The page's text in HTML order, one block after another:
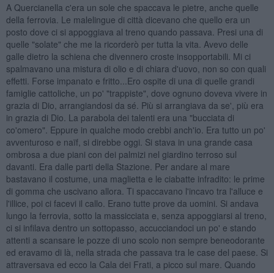
A Quercianella c'era un sole che spaccava le pietre, anche quelle
della ferrovia. Le malelingue di città dicevano che quello era un
posto dove ci si appoggiava al treno quando passava. Presi una di
quelle "solate" che me la ricorderò per tutta la vita. Avevo delle
galle dietro la schiena che divennero croste insopportabili. Mi ci
spalmavano una mistura di olio e di chiara d'uovo, non so con quali
effetti. Forse impanato e fritto...Ero ospite di una di quelle grandi
famiglie cattoliche, un po' "trappiste", dove ognuno doveva vivere in
grazia di Dio, arrangiandosi da sé. Più si arrangiava da se', più era
in grazia di Dio. La parabola dei talenti era una "bucciata di
co'omero". Eppure in qualche modo crebbi anch'io. Era tutto un po'
avventuroso e naïf, si direbbe oggi. Si stava in una grande casa
ombrosa a due piani con dei palmizi nel giardino terroso sul
davanti. Era dalle parti della Stazione. Per andare al mare
bastavano il costume, una maglietta e le ciabatte infradito: le prime
di gomma che uscivano allora. Ti spaccavano l'incavo tra l'alluce e
l'illice, poi ci facevi il callo. Erano tutte prove da uomini. Si andava
lungo la ferrovia, sotto la massicciata e, senza appoggiarsi al treno,
ci si infilava dentro un sottopasso, accucciandoci un po' e stando
attenti a scansare le pozze di uno scolo non sempre beneodorante
ed eravamo di là, nella strada che passava tra le case del paese. Si
attraversava ed ecco la Cala dei Frati, a picco sul mare. Quando